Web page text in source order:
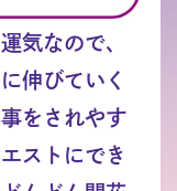
気なので、
伸びていく
をされやす
ストにでき